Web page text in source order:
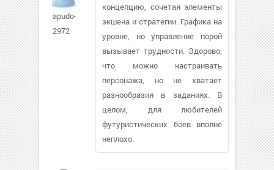
apudo-
2972
концепцию, сочетая элементы
экшена и стратегии. Графика на
уровне, но управление порой
вызывает трудности. Здорово,
что можно настраивать
персонажа, но не хватает
разнообразия в заданиях. В
целом, для любителей
футуристических боев вполне
неплохо.